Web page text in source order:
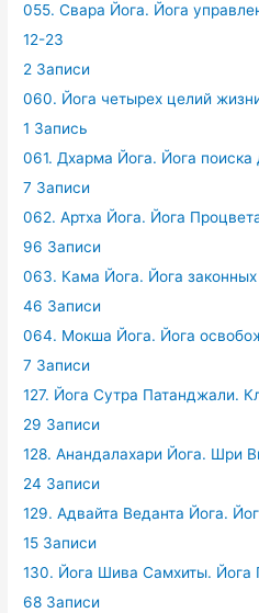
055. Свара Йога. Йога
12-23
2 Записи
060. Йога четырех целий
1 Запись
061. Дхарма Йога. Йога
7 Записи
062. Артха Йога. Йога
96 Записи
063. Кама Йога. Йога
46 Записи
064. Мокша Йога. Йога
7 Записи
127. Йога Сутра Патанджали.
29 Записи
128. Анандалахари Йога. Шри
24 Записи
129. Адвайта Веданта Йога.
15 Записи
130. Йога Шива Самхиты. Йога
68 Записи